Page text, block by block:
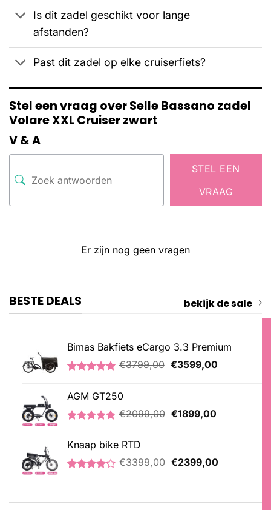
Is dit zadel geschikt voor lange
afstanden?
Past dit zadel op elke cruiserfiets?
Stel een vraag over Selle Bassano zadel
Volare XXL Cruiser zwart
V & A
STEL EEN
VRAAG
Er zijn nog geen vragen
BESTE DEALS bekijk de sale
Bimas Bakfiets eCargo 3.3 Premium
gebaseerd
op
klantbeoordelingen
€3799,00 Oorspronkelijke
€3599,00Huidige
AGM GT250
4.76
op 5
gebaseerd
op
klantbeoordelingen
€2099,00 Oorspronkelijke
€1899,00Huidige
Knaap bike RTD
€3399,00 Oorspronkelijke
€2399,00Huidige